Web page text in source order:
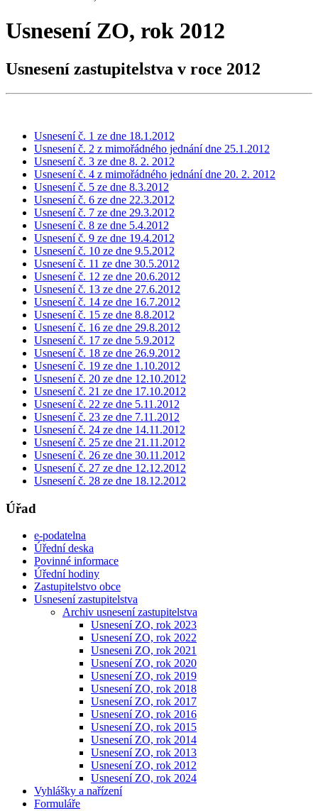
Usnesení ZO, rok 2012
Usnesení zastupitelstva v roce 2012
Usnesení č. 1 ze dne 18.1.2012
Usnesení č. 2 z mimořádného jednání dne 25.1.2012
Usnesení č. 3 ze dne 8. 2. 2012
Usnesení č. 4 z mimořádného jednání dne 20. 2. 2012
Usnesení č. 5 ze dne 8.3.2012
Usnesení č. 6 ze dne 22.3.2012
Usnesení č. 7 ze dne 29.3.2012
Usnesení č. 8 ze dne 5.4.2012
Usnesení č. 9 ze dne 19.4.2012
Usnesení č. 10 ze dne 9.5.2012
Usnesení č. 11 ze dne 30.5.2012
Usnesení č. 12 ze dne 20.6.2012
Usnesení č. 13 ze dne 27.6.2012
Usnesení č. 14 ze dne 16.7.2012
Usnesení č. 15 ze dne 8.8.2012
Usnesení č. 16 ze dne 29.8.2012
Usnesení č. 17 ze dne 5.9.2012
Usnesení č. 18 ze dne 26.9.2012
Usnesení č. 19 ze dne 1.10.2012
Usnesení č. 20 ze dne 12.10.2012
Usnesení č. 21 ze dne 17.10.2012
Usnesení č. 22 ze dne 5.11.2012
Usnesení č. 23 ze dne 7.11.2012
Usnesení č. 24 ze dne 14.11.2012
Usnesení č. 25 ze dne 21.11.2012
Usnesení č. 26 ze dne 30.11.2012
Usnesení č. 27 ze dne 12.12.2012
Usnesení č. 28 ze dne 18.12.2012
Úřad
e-podatelna
Úřední deska
Povinné informace
Úřední hodiny
Zastupitelstvo obce
Usnesení zastupitelstva
Archiv usnesení zastupitelstva
Usnesení ZO, rok 2023
Usnesení ZO, rok 2022
Usneseni ZO, rok 2021
Usnesení ZO, rok 2020
Usnesení ZO, rok 2019
Usnesení ZO, rok 2018
Usnesení ZO, rok 2017
Usnesení ZO, rok 2016
Usnesení ZO, rok 2015
Usnesení ZO, rok 2014
Usnesení ZO, rok 2013
Usnesení ZO, rok 2012
Usnesení ZO, rok 2024
Vyhlášky a nařízení
Formuláře